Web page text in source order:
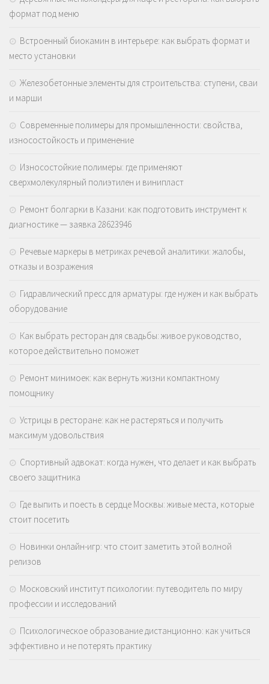
формат под меню
Встроенный биокамин в интерьере: как выбрать формат и
место установки
Железобетонные элементы для строительства: ступени, сваи
и марши
Современные полимеры для промышленности: свойства,
износостойкость и применение
Износостойкие полимеры: где применяют
сверхмолекулярный полиэтилен и винипласт
Ремонт болгарки в Казани: как подготовить инструмент к
диагностике — заявка 28623946
Речевые маркеры в метриках речевой аналитики: жалобы,
отказы и возражения
Гидравлический пресс для арматуры: где нужен и как выбрать
оборудование
Как выбрать ресторан для свадьбы: живое руководство,
которое действительно поможет
Ремонт минимоек: как вернуть жизни компактному
помощнику
Устрицы в ресторане: как не растеряться и получить
максимум удовольствия
Спортивный адвокат: когда нужен, что делает и как выбрать
своего защитника
Где выпить и поесть в сердце Москвы: живые места, которые
стоит посетить
Новинки онлайн-игр: что стоит заметить этой волной
релизов
Московский институт психологии: путеводитель по миру
профессии и исследований
Психологическое образование дистанционно: как учиться
эффективно и не потерять практику